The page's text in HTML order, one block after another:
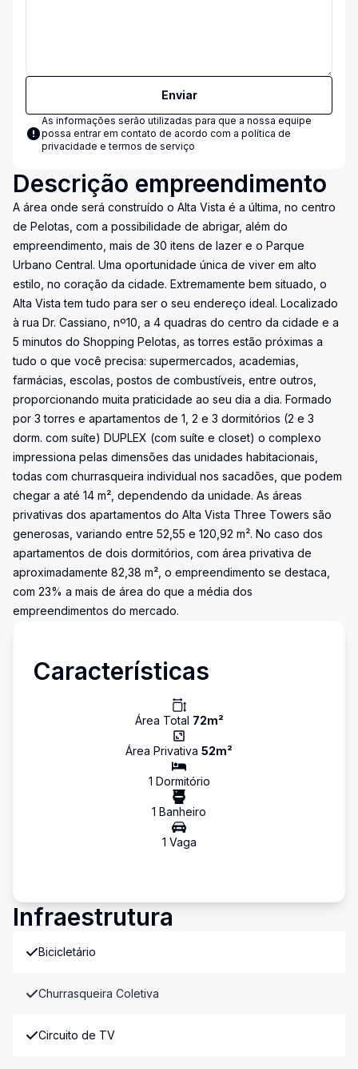
Enviar
As informações serão utilizadas para que a nossa equipe
possa entrar em contato de acordo com a política de
privacidade e termos de serviço
Descrição empreendimento
A área onde será construído o Alta Vista é a última, no centro
de Pelotas, com a possibilidade de abrigar, além do
empreendimento, mais de 30 itens de lazer e o Parque
Urbano Central. Uma oportunidade única de viver em alto
estilo, no coração da cidade. Extremamente bem situado, o
Alta Vista tem tudo para ser o seu endereço ideal. Localizado
à rua Dr. Cassiano, nº10, a 4 quadras do centro da cidade e a
5 minutos do Shopping Pelotas, as torres estão próximas a
tudo o que você precisa: supermercados, academias,
farmácias, escolas, postos de combustíveis, entre outros,
proporcionando muita praticidade ao seu dia a dia. Formado
por 3 torres e apartamentos de 1, 2 e 3 dormitórios (2 e 3
dorm. com suíte) DUPLEX (com suíte e closet) o complexo
impressiona pelas dimensões das unidades habitacionais,
todas com churrasqueira individual nos sacadões, que podem
chegar a até 14 m², dependendo da unidade. As áreas
privativas dos apartamentos do Alta Vista Three Towers são
generosas, variando entre 52,55 e 120,92 m². No caso dos
apartamentos de dois dormitórios, com área privativa de
aproximadamente 82,38 m², o empreendimento se destaca,
com 23% a mais de área do que a média dos
empreendimentos do mercado.
Características
Área Total 72m²
Área Privativa 52m²
1 Dormitório
1 Banheiro
1 Vaga
Infraestrutura
Bicicletário
Churrasqueira Coletiva
Circuito de TV